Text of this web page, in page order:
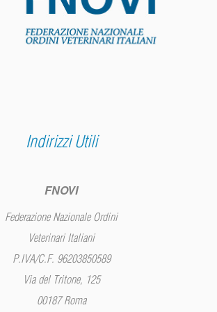
Indirizzi Utili
FNOVI
Federazione Nazionale Ordini
Veterinari Italiani
P.IVA/C.F. 96203850589
Via del Tritone, 125
00187 Roma